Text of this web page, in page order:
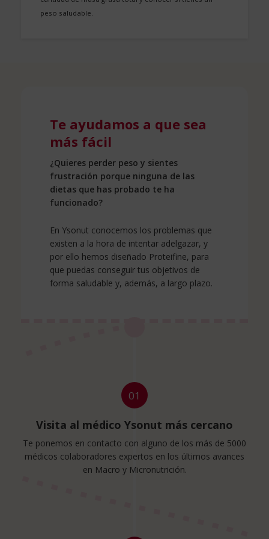
peso saludable.
Te ayudamos a que sea
más fácil
¿Quieres perder peso y sientes
frustración porque ninguna de las
dietas que has probado te ha
funcionado?
En Ysonut conocemos los problemas que
existen a la hora de intentar adelgazar, y
por ello hemos diseñado Proteifine, para
que puedas conseguir tus objetivos de
forma saludable y, además, a largo plazo.
01
Visita al médico Ysonut más cercano
Te ponemos en contacto con alguno de los más de 5000
médicos colaboradores expertos en los últimos avances
en Macro y Micronutrición.